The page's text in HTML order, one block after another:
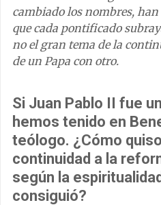
cambiado los nombres,
que cada pontificado
no el gran tema de la
de un Papa con otro.
Si Juan Pablo II fue
hemos tenido en
teólogo. ¿Cómo
continuidad a la
según la
consiguió?